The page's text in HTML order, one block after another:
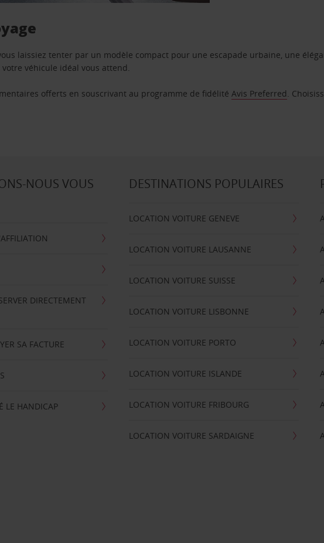
laissiez tenter par un modèle compact pour une escapade urbaine, une
véhicule idéal vous attend.
offerts en souscrivant au programme de fidélitéAvis Preferred.
NOUS VOUS
DIRECTEMENT
SA FACTURE
LE HANDICAP
DESTINATIONS POPULAIRES
LOCATION VOITURE GENEVE
LOCATION VOITURE LAUSANNE
LOCATION VOITURE SUISSE
LOCATION VOITURE LISBONNE
LOCATION VOITURE PORTO
LOCATION VOITURE ISLANDE
LOCATION VOITURE FRIBOURG
LOCATION VOITURE SARDAIGNE